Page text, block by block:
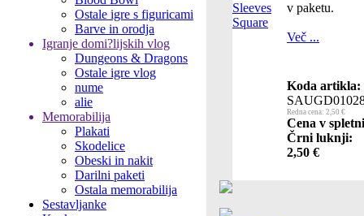
Ostale igre s figuricami
Barve in orodja
Igranje domi?lijskih vlog
Dungeons & Dragons
Ostale igre vlog
nume
alie
Memorabilija
Plakati
Skodelice
Obeski in nakit
Darilni paketi
Ostala memorabilija
Sestavljanke
v paketu.
Več ...
Koda artikla:
Redna cena: 2,50 €
Cena v spletni
Črni luknji:
2,50 €